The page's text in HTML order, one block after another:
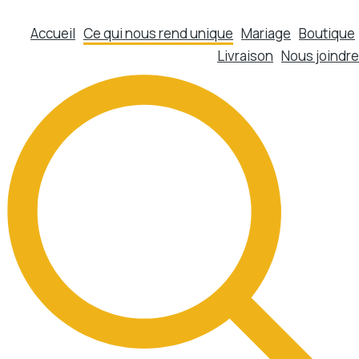
Accueil Ce qui nous rend unique Mariage Boutique
Livraison Nous joindre